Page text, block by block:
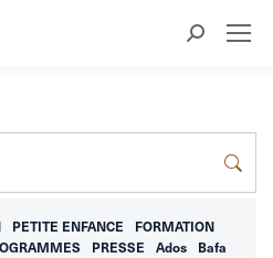
Recherche
PETITE ENFANCE
FORMATION
PRESSE Ados
Bafa